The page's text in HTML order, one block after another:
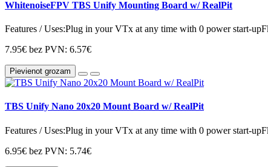
WhitenoiseFPV TBS Unify Mounting Board w/ RealPit
Features / Uses:Plug in your VTx at any time with 0 power start-
7.95€ bez PVN: 6.57€
Pievienot grozam
TBS Unify Nano 20x20 Mount Board w/ RealPit
Features / Uses:Plug in your VTx at any time with 0 power start-
6.95€ bez PVN: 5.74€